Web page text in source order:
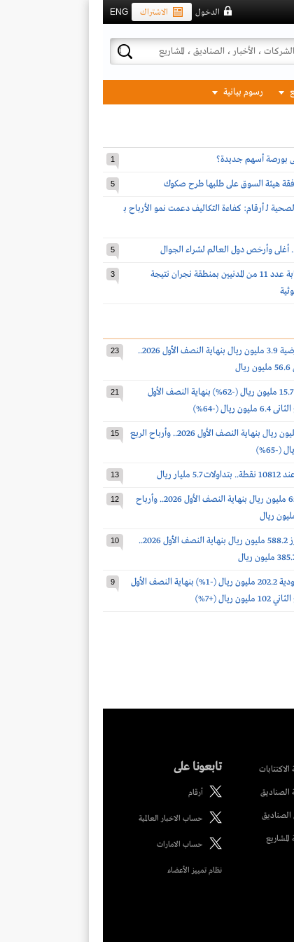
ENG الاشتراك الدخول
رسوم بيانية
بورصة أسهم جديدة؟ 1
هيئة السوق على طلبها طرح صكوك 5
لـ أرقام: كفاءة التكاليف دعمت نمو الأرباح بـ
5
قوات التحالف: إصابة عدد 11 من المدنيين بمنطقة نجران نتيجة
3
أرباح الخدمات الأرضية 3.9 مليون ريال بنهاية النصف الأول 2026..
23
أرباح صالح الراشد 15.7 مليون ريال (-62%) بنهاية النصف الأول
21
أرباح الدواء 52.5 مليون ريال بنهاية النصف الأول 2026.. وأرباح الربع
15
13
أرباح أكوا باور 653.2 مليون ريال بنهاية النصف الأول 2026.. وأرباح
12
أرباح سينومي سنترز 588.2 مليون ريال بنهاية النصف الأول 2026..
10
أرباح أسمنت السعودية 202.2 مليون ريال (-1%) بنهاية النصف الأول
9
الاكتتابات
الصناديق
المشاريع
تابعونا على
أرقام
حساب الاخبار العالمية
حساب الامارات
نظام تمييز الأعضاء